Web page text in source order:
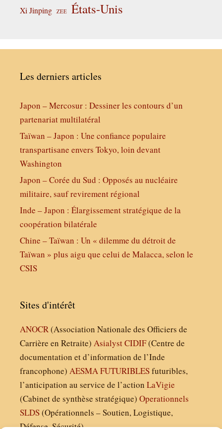
Xi Jinping ZEE États-Unis
Les derniers articles
Japon – Mercosur : Dessiner les contours d’un
partenariat multilatéral
Taïwan – Japon : Une confiance populaire
transpartisane envers Tokyo, loin devant
Washington
Japon – Corée du Sud : Opposés au nucléaire
militaire, sauf revirement régional
Inde – Japon : Élargissement stratégique de la
coopération bilatérale
Chine – Taïwan : Un « dilemme du détroit de
Taïwan » plus aigu que celui de Malacca, selon le
CSIS
Sites d'intérêt
ANOCR(Association Nationale des Officiers de
Carrière en Retraite) AsialystCIDIF(Centre de
documentation et d’information de l’Inde
francophone) AESMAFUTURIBLESfuturibles,
l’anticipation au service de l’action LaVigie
(Cabinet de synthèse stratégique) Operationnels
SLDS(Opérationnels – Soutien, Logistique,
Défense, Sécurité)